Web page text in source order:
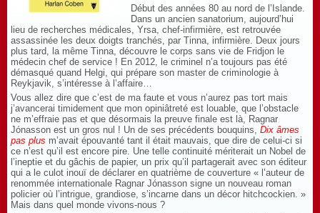
Début des années 80 au nord de l’Islande.
Dans un ancien sanatorium, aujourd’hui
lieu de recherches médicales, Yrsa, chef-infirmière, est retrouvée
assassinée les deux doigts tranchés, par Tinna, infirmière. Deux jours
plus tard, la même Tinna, découvre le corps sans vie de Fridjon le
médecin chef de service ! En 2012, le criminel n’a toujours pas été
démasqué quand Helgi, qui prépare son master de criminologie à
Reykjavik, s’intéresse à l’affaire…
Vous allez dire que c’est de ma faute et vous n’aurez pas tort mais
j’avancerai timidement que mon opiniâtreté est louable, que l’obstacle
ne m’effraie pas et que désormais la preuve finale est là, Ragnar
Jónasson est un gros nul ! Un de ses précédents bouquins, Dix âmes
pas plus m’avait épouvanté tant il était mauvais, que dire de celui-ci si
ce n’est qu’il est encore pire. Une telle continuité mériterait un Nobel de
l’ineptie et du gâchis de papier, un prix qu’il partagerait avec son éditeur
qui a le culot inouï de déclarer en quatrième de couverture « l’auteur de
renommée internationale Ragnar Jónasson signe un nouveau roman
policier où l’intrigue, grandiose, s’incarne dans un décor hitchcockien. »
Mais dans quel monde vivons-nous ?